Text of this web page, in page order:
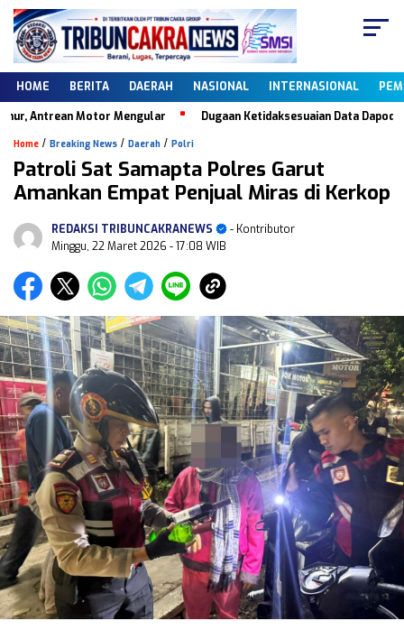
HOME BERITA DAERAH NASIONAL INTERNASIONAL
Motor Mengular Dugaan Ketidaksesuaian Data Dapodik,
Home / Breaking News / Daerah / Polri
Patroli Sat Samapta Polres Garut
Amankan Empat Penjual Miras di Kerkop
REDAKSI TRIBUNCAKRANEWS
- Kontributor
Minggu, 22 Maret 2026 - 17:08 WIB